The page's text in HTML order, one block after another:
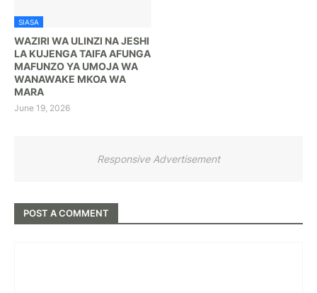
SIASA
WAZIRI WA ULINZI NA JESHI
LA KUJENGA TAIFA AFUNGA
MAFUNZO YA UMOJA WA
WANAWAKE MKOA WA
MARA
June 19, 2026
Responsive Advertisement
POST A COMMENT